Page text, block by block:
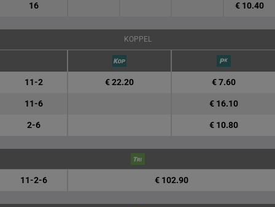
16 € 10.40
KOPPEL
11-2 € 22.20 € 7.60
11-6 € 16.10
2-6 € 10.80
11-2-6 € 102.90